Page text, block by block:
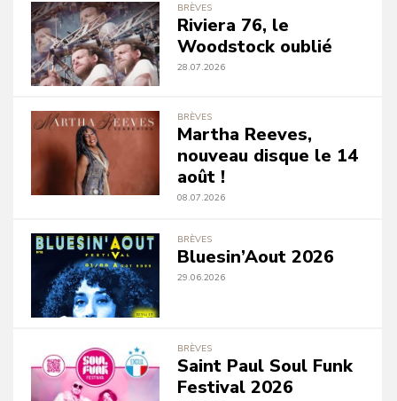
BRÈVES
Riviera 76, le
Woodstock oublié
28.07.2026
BRÈVES
Martha Reeves,
nouveau disque le 14
août !
08.07.2026
BRÈVES
Bluesin’Aout 2026
29.06.2026
BRÈVES
Saint Paul Soul Funk
Festival 2026